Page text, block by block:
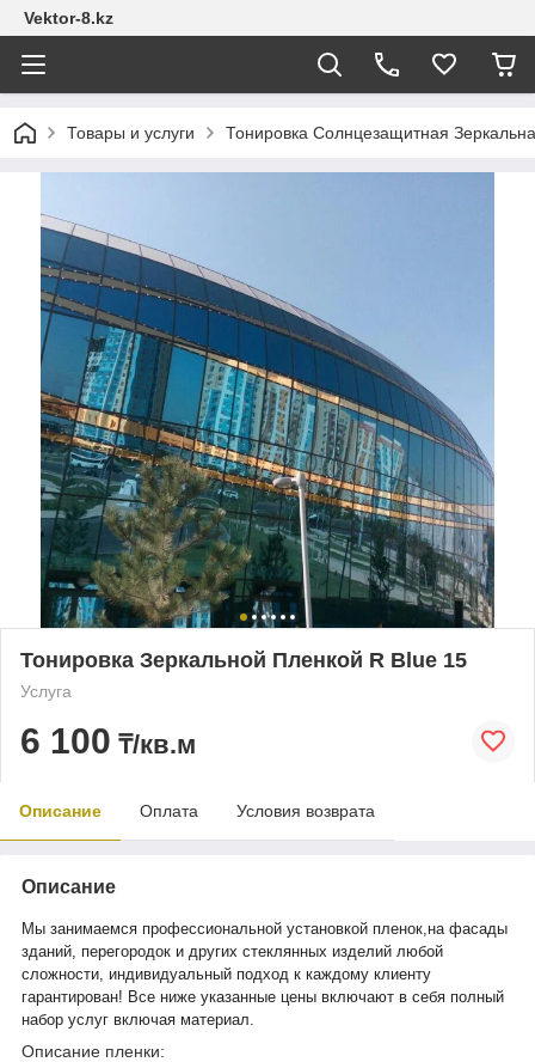
Vektor-8.kz
Товары и услуги Тонировка Солнцезащитная
Тонировка Зеркальной Пленкой R Blue 15
Услуга
6 100 ₸/кв.м
Описание Оплата Условия возврата
Описание
Мы занимаемся профессиональной установкой пленок,на фасады
зданий, перегородок и других стеклянных изделий любой
сложности, индивидуальный подход к каждому клиенту
гарантирован! Все ниже указанные цены включают в себя полный
набор услуг включая материал.
Описание пленки: